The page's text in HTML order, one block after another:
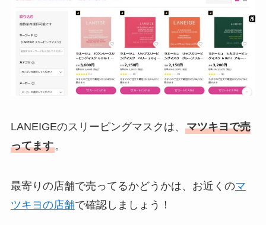
LANEIGEのスリーピングマスクは、 マツキヨで売
ってます。
最寄りの店舗で売ってるかどうかは、お近くのマ
ツキヨの店舗で確認しましょう！